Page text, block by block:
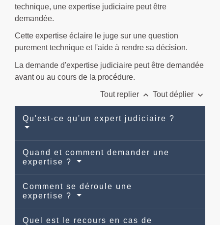
technique, une expertise judiciaire peut être
demandée.
Cette expertise éclaire le juge sur une question
purement technique et l'aide à rendre sa décision.
La demande d'expertise judiciaire peut être demandée
avant ou au cours de la procédure.
Tout replier keyboard_arrow_up Tout déplier keyboard_arrow_down
Qu'est-ce qu'un expert judiciaire ?
Quand et comment demander une
expertise ?
Comment se déroule une
expertise ?
Quel est le recours en cas de